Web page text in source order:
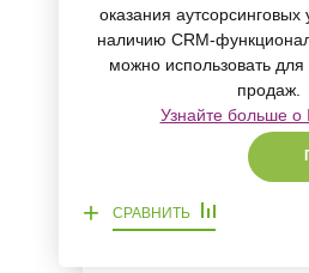
оказания аутсорсинговых
наличию CRM-
можно использовать для
продаж.
Узнайте больше о
+ СРАВНИТЬ